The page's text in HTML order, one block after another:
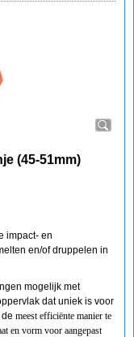
(45-51mm)
impact- en
en/of druppelen in
mogelijk met
dat uniek is voor
meest efficiënte manier te
en vorm voor aangepast